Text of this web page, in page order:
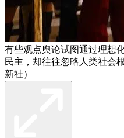
有些观点舆论试图通过理想
民主，却往往忽略人类社会
新社）